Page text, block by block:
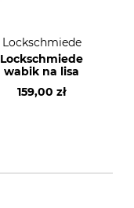
Lockschmiede
Lockschmiede
wabik na lisa
159,00 zł